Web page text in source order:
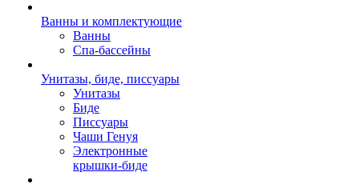
Ванны и комплектующие
Ванны
Спа-бассейны
Унитазы, биде, писсуары
Унитазы
Биде
Писсуары
Чаши Генуя
Электронные
крышки-биде